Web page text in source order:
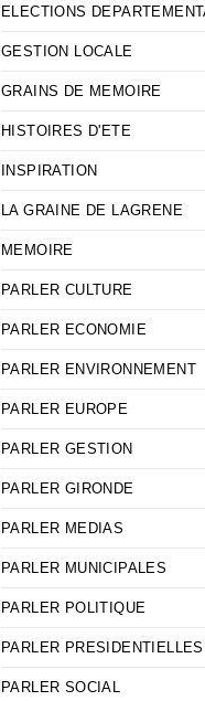
ELECTIONS
GESTION LOCALE
GRAINS DE MEMOIRE
HISTOIRES D'ETE
INSPIRATION
LA GRAINE DE LAGRENE
MEMOIRE
PARLER CULTURE
PARLER ECONOMIE
PARLER ENVIRONNEMENT
PARLER EUROPE
PARLER GESTION
PARLER GIRONDE
PARLER MEDIAS
PARLER MUNICIPALES
PARLER POLITIQUE
PARLER PRESIDENTIELLES
PARLER SOCIAL